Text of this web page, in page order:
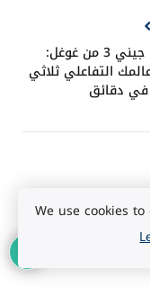
مشروع جيني 3 من غوغل:
التفاعلي ثلاثي
في دقائق
وكل ما هو
أشارك مقالات تهدف
وجعل المعرفة في
We use cookies